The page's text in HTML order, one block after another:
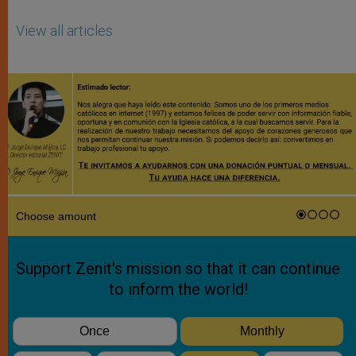
View all articles